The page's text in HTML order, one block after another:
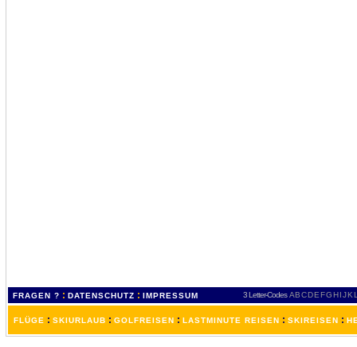
FRAGEN ? : DATENSCHUTZ : IMPRESSUM 3 Letter-Codes ABCDEFGH IJKL
FLÜGE : SKIURLAUB : GOLFREISEN : LASTMINUTE REISEN : SKIREISEN :